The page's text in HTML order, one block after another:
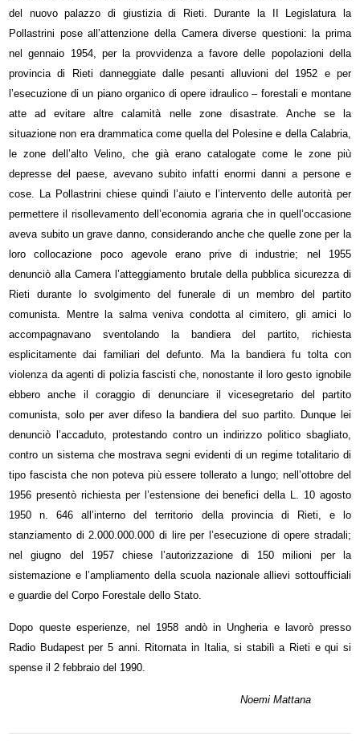
del nuovo palazzo di giustizia di Rieti. Durante la II Legislatura la
Pollastrini pose all’attenzione della Camera diverse questioni: la prima
nel gennaio 1954, per la provvidenza a favore delle popolazioni della
provincia di Rieti danneggiate dalle pesanti alluvioni del 1952 e per
l’esecuzione di un piano organico di opere idraulico – forestali e montane
atte ad evitare altre calamità nelle zone disastrate. Anche se la
situazione non era drammatica come quella del Polesine e della Calabria,
le zone dell’alto Velino, che già erano catalogate come le zone più
depresse del paese, avevano subito infatti enormi danni a persone e
cose. La Pollastrini chiese quindi l’aiuto e l’intervento delle autorità per
permettere il risollevamento dell’economia agraria che in quell’occasione
aveva subito un grave danno, considerando anche che quelle zone per la
loro collocazione poco agevole erano prive di industrie; nel 1955
denunciò alla Camera l’atteggiamento brutale della pubblica sicurezza di
Rieti durante lo svolgimento del funerale di un membro del partito
comunista. Mentre la salma veniva condotta al cimitero, gli amici lo
accompagnavano sventolando la bandiera del partito, richiesta
esplicitamente dai familiari del defunto. Ma la bandiera fu tolta con
violenza da agenti di polizia fascisti che, nonostante il loro gesto ignobile
ebbero anche il coraggio di denunciare il vicesegretario del partito
comunista, solo per aver difeso la bandiera del suo partito. Dunque lei
denunciò l’accaduto, protestando contro un indirizzo politico sbagliato,
contro un sistema che mostrava segni evidenti di un regime totalitario di
tipo fascista che non poteva più essere tollerato a lungo; nell’ottobre del
1956 presentò richiesta per l’estensione dei benefici della L. 10 agosto
1950 n. 646 all’interno del territorio della provincia di Rieti, e lo
stanziamento di 2.000.000.000 di lire per l’esecuzione di opere stradali;
nel giugno del 1957 chiese l’autorizzazione di 150 milioni per la
sistemazione e l’ampliamento della scuola nazionale allievi sottoufficiali
e guardie del Corpo Forestale dello Stato.
Dopo queste esperienze, nel 1958 andò in Ungheria e lavorò presso
Radio Budapest per 5 anni. Ritornata in Italia, si stabilì a Rieti e qui si
spense il 2 febbraio del 1990.
Noemi Mattana